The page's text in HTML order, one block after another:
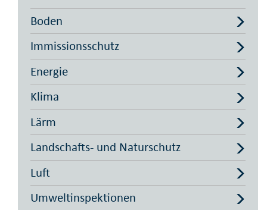
Boden
Immissionsschutz
Energie
Klima
Lärm
Landschafts- und Naturschutz
Luft
Umweltinspektionen